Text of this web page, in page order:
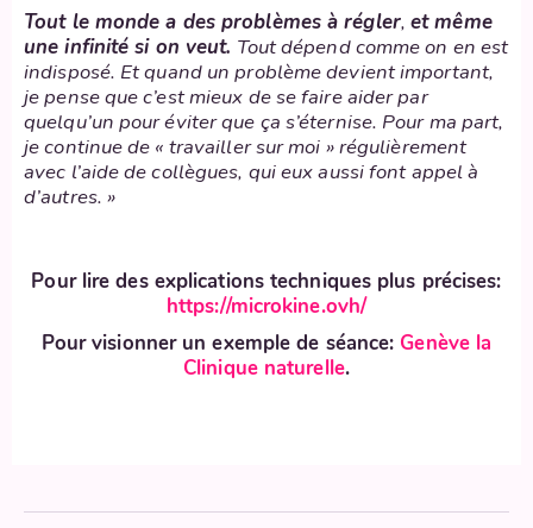
Tout le monde a des problèmes à régler,et même
une infinité si on veut. Tout dépend comme on en est
indisposé. Et quand un problème devient important,
je pense que c’est mieux de se faire aider par
quelqu’un pour éviter que ça s’éternise. Pour ma part,
je continue de « travailler sur moi » régulièrement
avec l’aide de collègues, qui eux aussi font appel à
d’autres. »
Pour lire des explications techniques plus précises:
https://microkine.ovh/
Pour visionner un exemple de séance: Genève la
Clinique naturelle.